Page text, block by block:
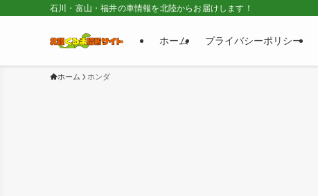
石川・富山・福井の車情報を北陸からお届けします！
ホーム プライバシーポリシー
ホーム ホンダ